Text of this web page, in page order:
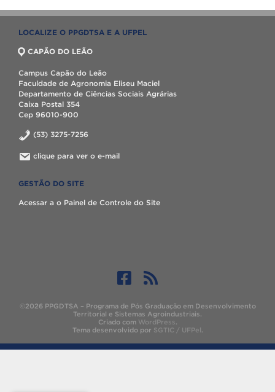
LOCALIZE O PPGDTSA E A UFPEL
CAPÃO DO LEÃO
Campus Capão do Leão
Faculdade de Agronomia Eliseu Maciel
Departamento de Ciências Sociais Agrárias
Caixa Postal 354
Cep 96010-900
(53) 3275-7256
clique para ver o e-mail
GESTÃO DO SITE
Acessar a o Painel de Controle do Site
©2026 PPGDTSA – Programa de Pós Graduação em Desenvolvimento
Territorial e Sistemas Agroindustriais.
Criado com WordPress.
Tema desenvolvido por SGTIC / UFPel .